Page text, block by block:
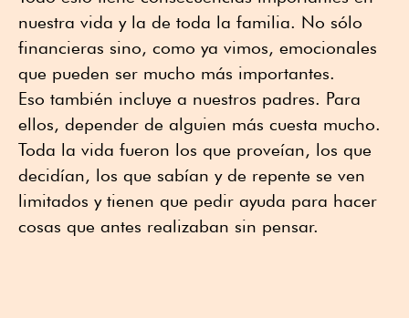
nuestra vida y la de toda la familia. No sólo
financieras sino, como ya vimos, emocionales
que pueden ser mucho más importantes.
Eso también incluye a nuestros padres. Para
ellos, depender de alguien más cuesta mucho.
Toda la vida fueron los que proveían, los que
decidían, los que sabían y de repente se ven
limitados y tienen que pedir ayuda para hacer
cosas que antes realizaban sin pensar.